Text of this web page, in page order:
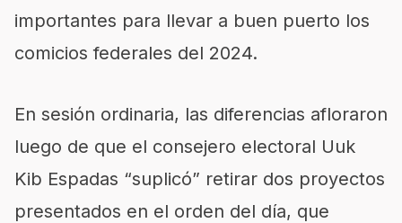
importantes para llevar a buen puerto los
comicios federales del 2024.
En sesión ordinaria, las diferencias afloraron
luego de que el consejero electoral Uuk
Kib Espadas “suplicó” retirar dos proyectos
presentados en el orden del día, que